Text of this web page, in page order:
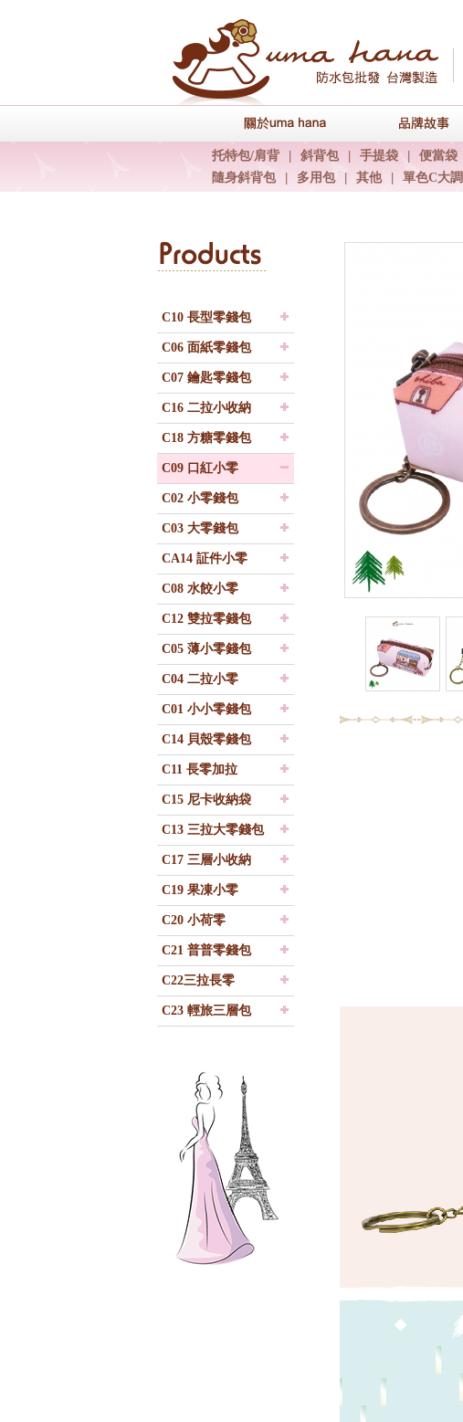
關於uma hana
托特包/肩背 斜背包 手提袋 便當袋
隨身斜背包
多用包 其他 單色C大調
C10 長型零錢包
C06 面紙零錢包
C07 鑰匙零錢包
C16 二拉小收納
C18 方糖零錢包
C09 口紅小零
C02 小零錢包
C03 大零錢包
CA14 証件小零
C08 水餃小零
C12 雙拉零錢包
C05 薄小零錢包
C04 二拉小零
C01 小小零錢包
C14 貝殼零錢包
C11 長零加拉
C15 尼卡收納袋
C13 三拉大零錢包
C17 三層小收納
C19 果凍小零
C20 小荷零
C21 普普零錢包
C22三拉長零
C23 輕旅三層包